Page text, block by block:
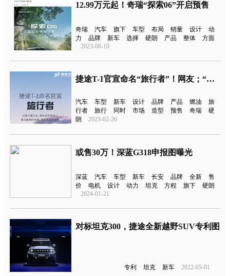
12.99万元起！奇瑞“探索06”开启预售
奇瑞 汽车 旗下 车型 布局 销量 设计
动
力
品牌 新车 选择 硬朗 产品 整体
方面
2023-08-10
捷途T-1官宣命名“旅行者”！网友；“奇瑞卫士”
汽车 车型 新车 设计 品牌 产品 燃油
旅
行者
旅行 同时 市场 造型 预售 奇瑞
硬
朗
2023-02-26
或售30万！深蓝G318申报图曝光
深蓝 汽车 车型 新车 长安 品牌 全新
售
价
电机 设计 动力 坦克 方程 旗下
硬朗
2024-01-21
对标坦克300，捷途全新越野SUV专利图
专利 坦克 新车 2022-05-01